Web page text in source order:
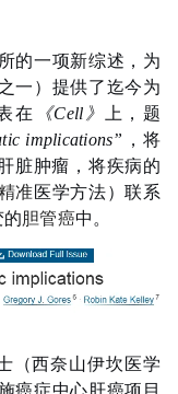
的一项新综述，为
一）提供了迄今为
在
《Cell》
上，题
implications” ，将
脏肿瘤，将疾病的
准医学方法）联系
的胆管癌中。
（西奈山伊坎医学
癌症中心肝癌项目